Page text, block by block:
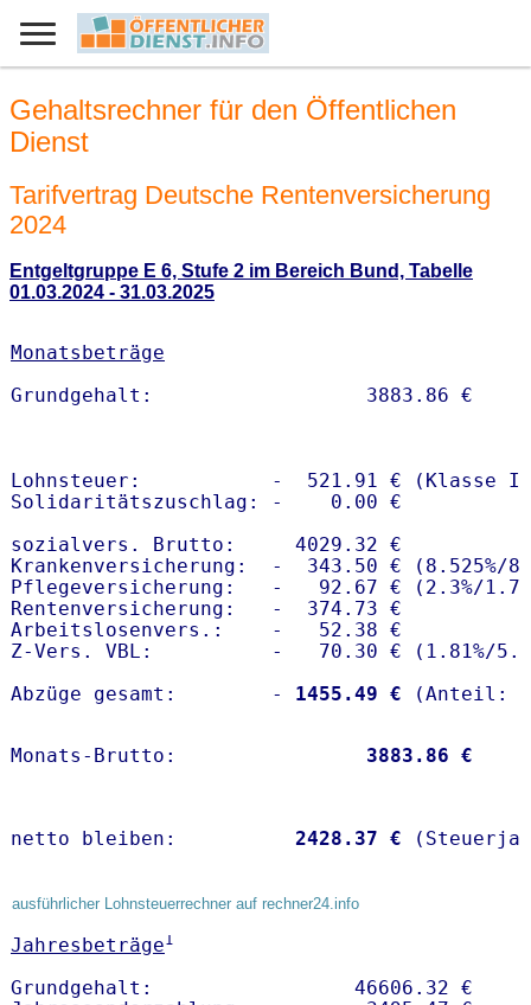
Gehaltsrechner für den Öffentlichen
Dienst
Tarifvertrag Deutsche Rentenversicherung
2024
Entgeltgruppe E 6, Stufe 2 im Bereich Bund, Tabelle
01.03.2024 - 31.03.2025
Monatsbeträge
Lohnsteuer:           -  521.91 € (Klasse I)
Solidaritätszuschlag: -    0.00 €
sozialvers. Brutto:     4029.32 €
Krankenversicherung:  -  343.50 € (8.525%/
Pflegeversicherung:   -   92.67 € (2.3%/
Rentenversicherung:   -  374.73 €
Arbeitslosenvers.:    -   52.38 €
Z-Vers. VBL:          -   70.30 € ( 1.81%/
Abzüge gesamt:        -
1455.49 €
Monats-Brutto: 3883.86 €
netto bleiben: 2428.37 €
ausführlicher Lohnsteuerrechner auf rechner24.info
Jahresbeträge1
Grundgehalt:                 46606.32 €